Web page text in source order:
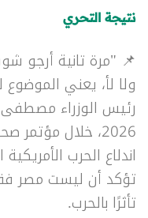
نتيجة التحري
📌 "مرة تانية أرجو
ولا لأ، يعني
2026، خلال
اندلاع الحرب
تؤكد أن ليست مصر
تأثرًا بالحرب.